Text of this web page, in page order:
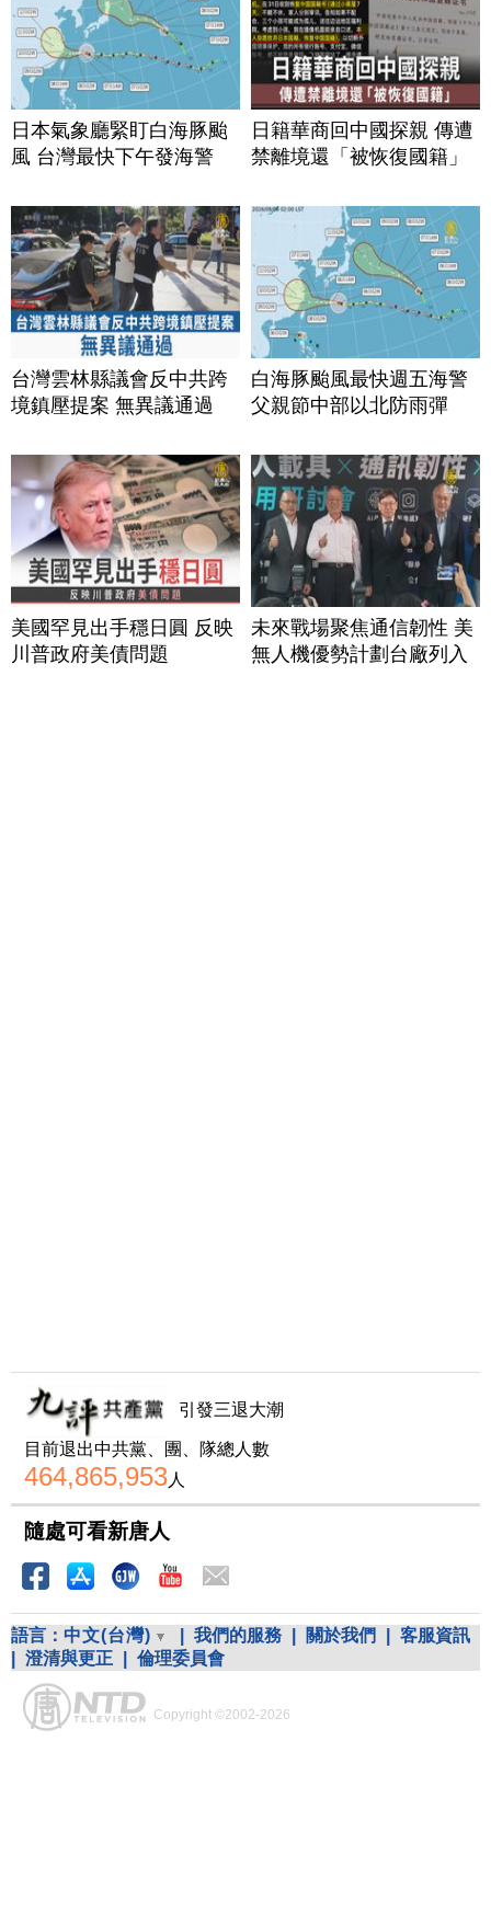
日本氣象廳緊盯白海豚颱
風 台灣最快下午發海警
日籍華商回中國探親 傳遭
禁離境還「被恢復國籍」
台灣雲林縣議會反中共跨
境鎮壓提案 無異議通過
白海豚颱風最快週五海警
父親節中部以北防雨彈
美國罕見出手穩日圓 反映
川普政府美債問題
未來戰場聚焦通信韌性 美
無人機優勢計劃台廠列入
引發三退大潮
目前退出中共黨、團、隊總人數
464,865,953人
隨處可看新唐人
語言： 中文(台灣) 我們的服務 關於我們
客服資訊
澄清與更正 倫理委員會
Copyright ©2002-2026